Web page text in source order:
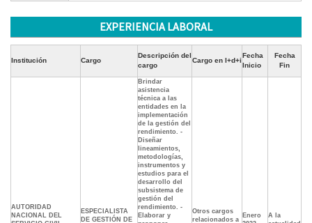
EXPERIENCIA LABORAL
Institución Cargo
Descripción del
cargo
Cargo en I+d+i
Fecha
Inicio
Fecha
Fin
AUTORIDAD
NACIONAL DEL
ESPECIALISTA
DE GESTIÓN DE
Brindar
asistencia
técnica a las
entidades en la
implementación
de la gestión del
rendimiento. -
Diseñar
lineamientos,
metodologías,
instrumentos y
estudios para el
desarrollo del
subsistema de
gestión del
rendimiento. -
Elaborar y
Otros cargos
relacionados a
Enero
A la